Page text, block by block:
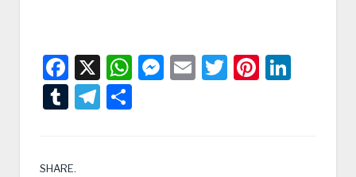
Facebook
X WhatsApp
Messenger
EmailTwitter
TumblrTelegram
SHARE.